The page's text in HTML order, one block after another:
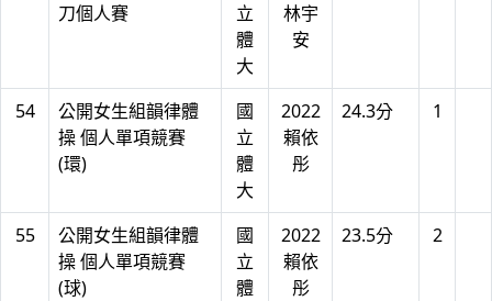
刀個人賽
立
體
大
林宇
安
54
公開女生組韻律體
操 個人單項競賽
(環)
國
立
體
大
2022
賴依
彤
24.3分 1
55
公開女生組韻律體
操 個人單項競賽
(球)
國
立
體
2022
賴依
彤
23.5分 2